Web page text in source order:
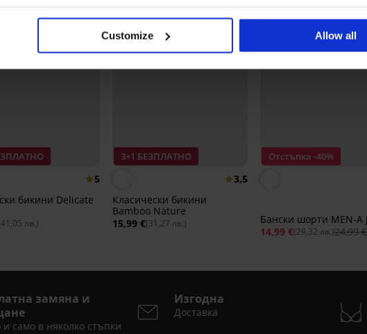
Customize Allow all
5
бикини Delicate
лв.)
3+1 БЕЗПЛАТНО
3,5
Класически бикини
Bamboo Nature
15,99 €(31,27 лв.)
Отстъпка -40%
Бански шорти MEN-A
14,99 €(29,32 лв.)24,99 €
замяна и
само в няколко стъпки
Изгодна
Доставка